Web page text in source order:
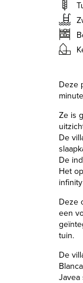
Deze
Ze is
De
De
Het
Deze
een
tuin.
De
Javea